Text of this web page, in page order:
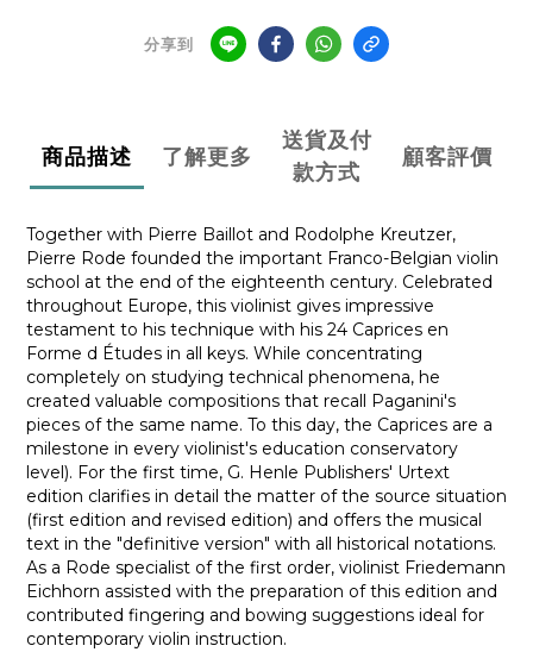
分享到
商品描述 了解更多
送貨及付
款方式
顧客評價
Together with Pierre Baillot and Rodolphe Kreutzer,
Pierre Rode founded the important Franco-Belgian violin
school at the end of the eighteenth century. Celebrated
throughout Europe, this violinist gives impressive
testament to his technique with his 24 Caprices en
Forme d Études in all keys. While concentrating
completely on studying technical phenomena, he
created valuable compositions that recall Paganini's
pieces of the same name. To this day, the Caprices are a
milestone in every violinist's education conservatory
level). For the first time, G. Henle Publishers' Urtext
edition clarifies in detail the matter of the source situation
(first edition and revised edition) and offers the musical
text in the "definitive version" with all historical notations.
As a Rode specialist of the first order, violinist Friedemann
Eichhorn assisted with the preparation of this edition and
contributed fingering and bowing suggestions ideal for
contemporary violin instruction.